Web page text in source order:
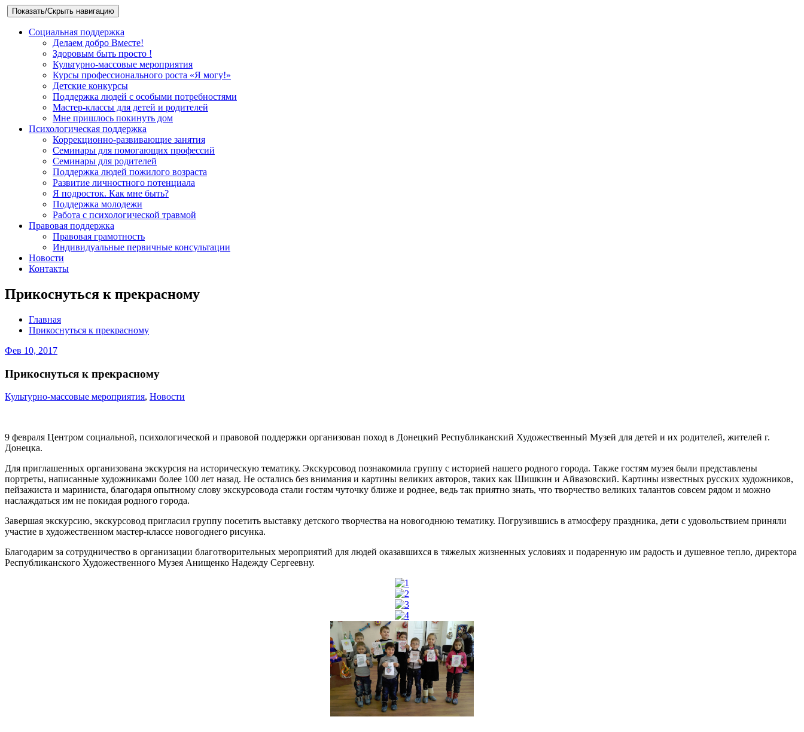
Показать/Скрыть навигацию
Социальная поддержка
Делаем добро Вместе!
Здоровым быть просто !
Культурно-массовые мероприятия
Курсы профессионального роста «Я могу!»
Детские конкурсы
Поддержка людей с особыми потребностями
Мастер-классы для детей и родителей
Мне пришлось покинуть дом
Психологическая поддержка
Коррекционно-развивающие занятия
Семинары для помогающих профессий
Семинары для родителей
Поддержка людей пожилого возраста
Развитие личностного потенциала
Я подросток. Как мне быть?
Поддержка молодежи
Работа с психологической травмой
Правовая поддержка
Правовая грамотность
Индивидуальные первичные консультации
Новости
Контакты
Прикоснуться к прекрасному
Главная
Прикоснуться к прекрасному
Фев 10, 2017
Прикоснуться к прекрасному
Культурно-массовые мероприятия, Новости
9 февраля Центром социальной, психологической и правовой поддержки организован поход в Донецкий Республиканский Художественный Музей для детей и их родителей, жителей г.
Донецка.
Для приглашенных организована экскурсия на историческую тематику. Экскурсовод познакомила группу с историей нашего родного города. Также гостям музея были представлены
портреты, написанные художниками более 100 лет назад. Не остались без внимания и картины великих авторов, таких как Шишкин и Айвазовский. Картины известных русских художников,
пейзажиста и мариниста, благодаря опытному слову экскурсовода стали гостям чуточку ближе и роднее, ведь так приятно знать, что творчество великих талантов совсем рядом и можно
наслаждаться им не покидая родного города.
Завершая экскурсию, экскурсовод пригласил группу посетить выставку детского творчества на новогоднюю тематику. Погрузившись в атмосферу праздника, дети с удовольствием приняли
участие в художественном мастер-классе новогоднего рисунка.
Благодарим за сотрудничество в организации благотворительных мероприятий для людей оказавшихся в тяжелых жизненных условиях и подаренную им радость и душевное тепло, директора
Республиканского Художественного Музея Анищенко Надежду Сергеевну.